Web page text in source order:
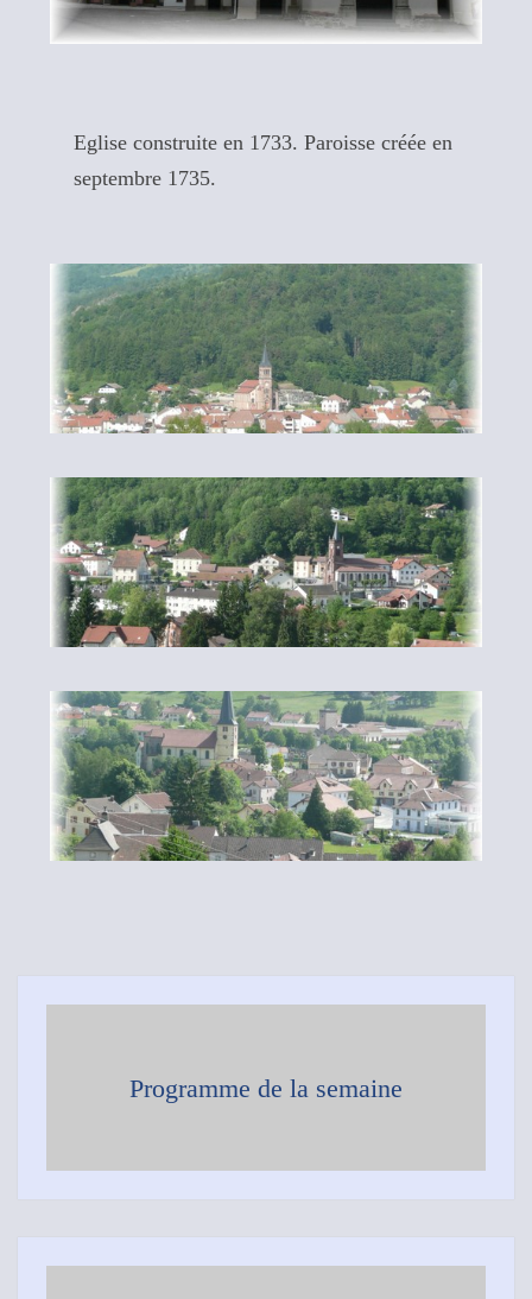
Eglise construite en 1733. Paroisse créée en
septembre 1735.
Le Thillot
Fresse
Ramonchamp
Programme de la semaine